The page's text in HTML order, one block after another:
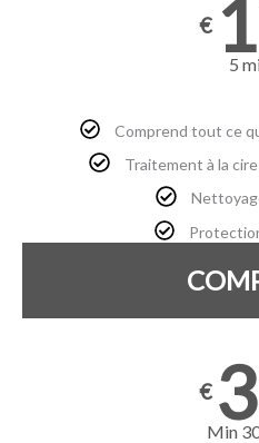
€
5
Comprend tout ce
Traitement à la
€
Min